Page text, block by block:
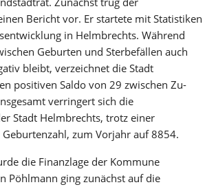
Bericht vor. Er startete mit Statistiken
in Helmbrechts. Während
Geburten und Sterbefällen auch
bleibt, verzeichnet die Stadt
positiven Saldo von 29 zwischen Zu-
verringert sich die
Stadt Helmbrechts, trotz einer
zum Vorjahr auf 8854.
die Finanzlage der Kommune
Pöhlmann ging zunächst auf die